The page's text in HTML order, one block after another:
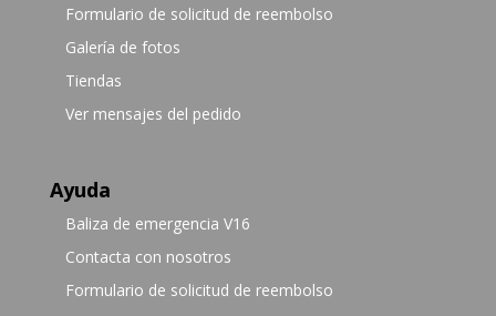
Formulario de solicitud de reembolso
Galería de fotos
Tiendas
Ver mensajes del pedido
Ayuda
Baliza de emergencia V16
Contacta con nosotros
Formulario de solicitud de reembolso